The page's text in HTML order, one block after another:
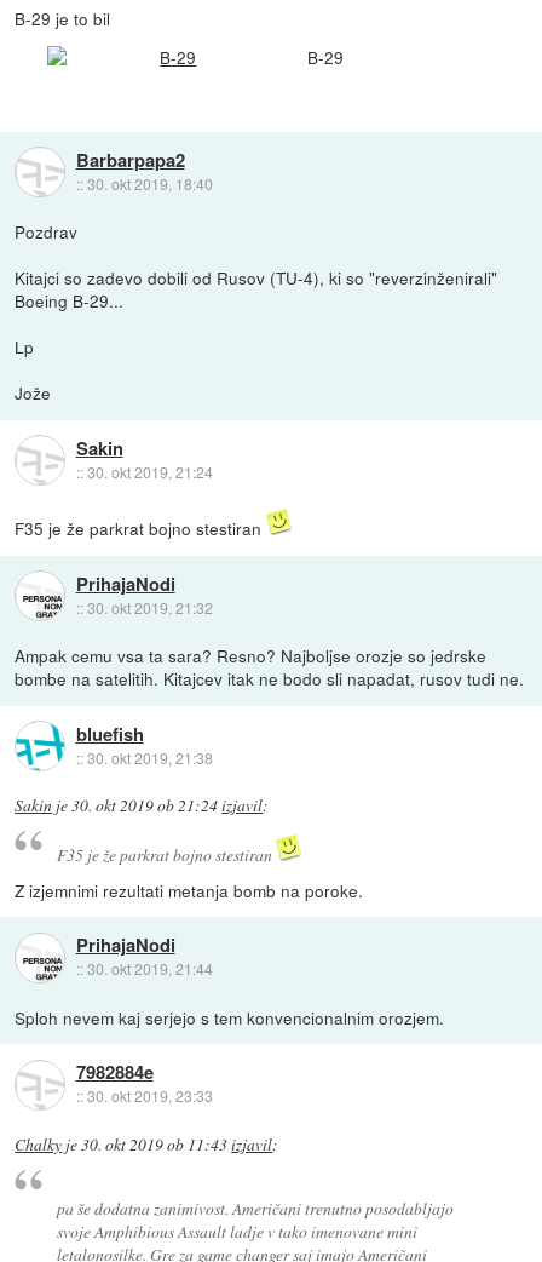
B-29 je to bil
B-29
Barbarpapa2
::30. okt 2019, 18:40
Pozdrav
Kitajci so zadevo dobili od Rusov (TU-4), ki so "reverzinženirali"
Boeing B-29...
Lp
Jože
Sakin
::30. okt 2019, 21:24
F35 je že parkrat bojno stestiran
PrihajaNodi
::30. okt 2019, 21:32
Ampak cemu vsa ta sara? Resno? Najboljse orozje so jedrske
bombe na satelitih. Kitajcev itak ne bodo sli napadat, rusov tudi ne.
bluefish
::30. okt 2019, 21:38
Sakin je30. okt 2019 ob 21:24izjavil:
F35 je že parkrat bojno stestiran
Z izjemnimi rezultati metanja bomb na poroke.
PrihajaNodi
::30. okt 2019, 21:44
Sploh nevem kaj serjejo s tem konvencionalnim orozjem.
7982884e
::30. okt 2019, 23:33
Chalky je30. okt 2019 ob 11:43izjavil:
pa še dodatna zanimivost. Američani trenutno posodabljajo
svoje Amphibious Assault ladje v tako imenovane mini
letalonosilke. Gre za game changer saj imajo Američani